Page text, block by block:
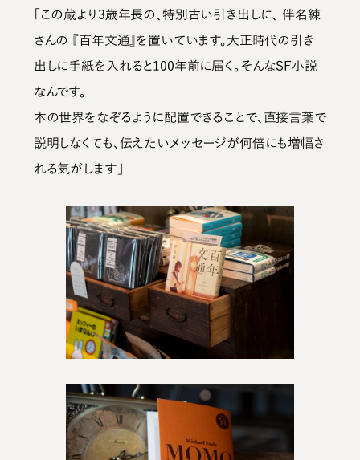
「この蔵より3歳年長の、特別古い引き出しに、 伴名練
さんの 『百年文通』を置いています。大正時代の引き
出しに手紙を入れると100年前に届く。そんなSF小説
なんです。
本の世界をなぞるように配置できることで、直接言葉で
説明しなくても、伝えたいメッセージが何倍にも増幅さ
れる気がします」